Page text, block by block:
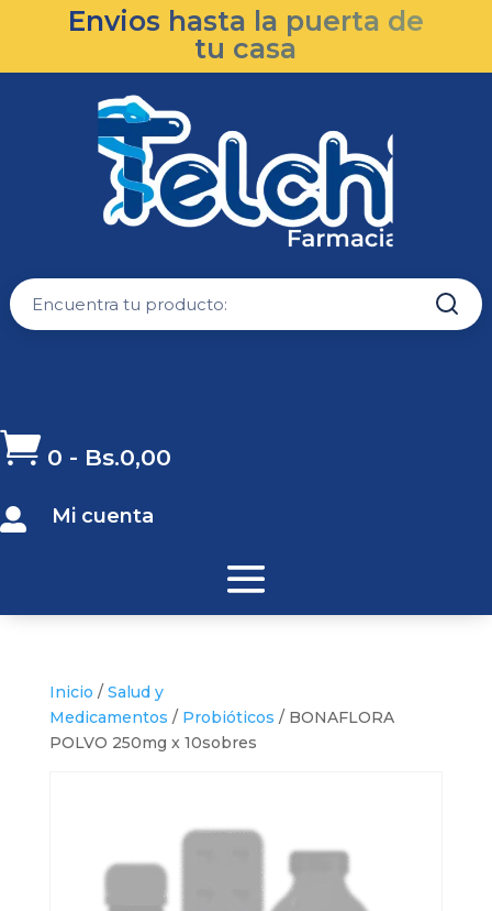
Envios hasta la puerta de
tu casa
 0 - Bs.0,00
 Mi cuenta
Inicio / Salud y
Medicamentos / Probióticos / BONAFLORA
POLVO 250mg x 10sobres